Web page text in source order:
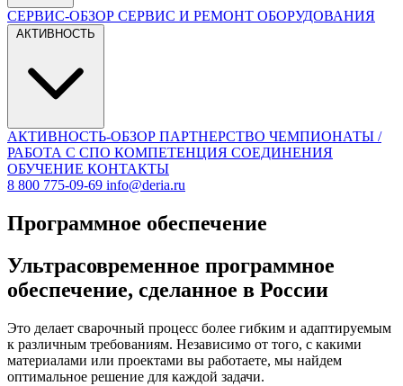
СЕРВИС-ОБЗОР СЕРВИС И РЕМОНТ ОБОРУДОВАНИЯ
АКТИВНОСТЬ
АКТИВНОСТЬ-ОБЗОР ПАРТНЕРСТВО ЧЕМПИОНАТЫ /
РАБОТА С СПО КОМПЕТЕНЦИЯ СОЕДИНЕНИЯ
ОБУЧЕНИЕ КОНТАКТЫ
8 800 775-09-69 info@deria.ru
Программное обеспечение
Ультрасовременное программное
обеспечение, сделанное в России
Это делает сварочный процесс более гибким и адаптируемым
к различным требованиям. Независимо от того, с какими
материалами или проектами вы работаете, мы найдем
оптимальное решение для каждой задачи.